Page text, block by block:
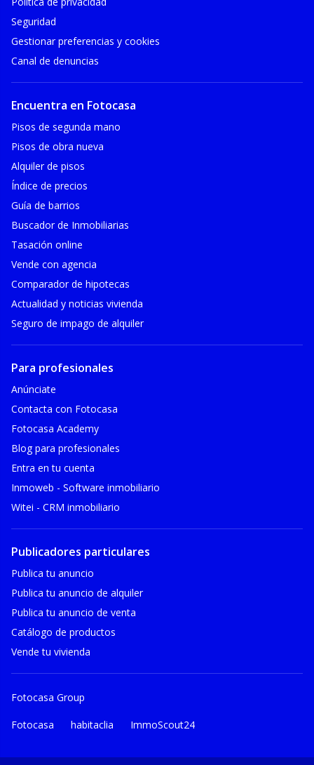
Seguridad
Gestionar preferencias y cookies
Canal de denuncias
Encuentra en Fotocasa
Pisos de segunda mano
Pisos de obra nueva
Alquiler de pisos
Índice de precios
Guía de barrios
Buscador de Inmobiliarias
Tasación online
Vende con agencia
Comparador de hipotecas
Actualidad y noticias vivienda
Seguro de impago de alquiler
Para profesionales
Anúnciate
Contacta con Fotocasa
Fotocasa Academy
Blog para profesionales
Entra en tu cuenta
Inmoweb - Software inmobiliario
Witei - CRM inmobiliario
Publicadores particulares
Publica tu anuncio
Publica tu anuncio de alquiler
Publica tu anuncio de venta
Catálogo de productos
Vende tu vivienda
Fotocasa Group
Fotocasa habitaclia ImmoScout24